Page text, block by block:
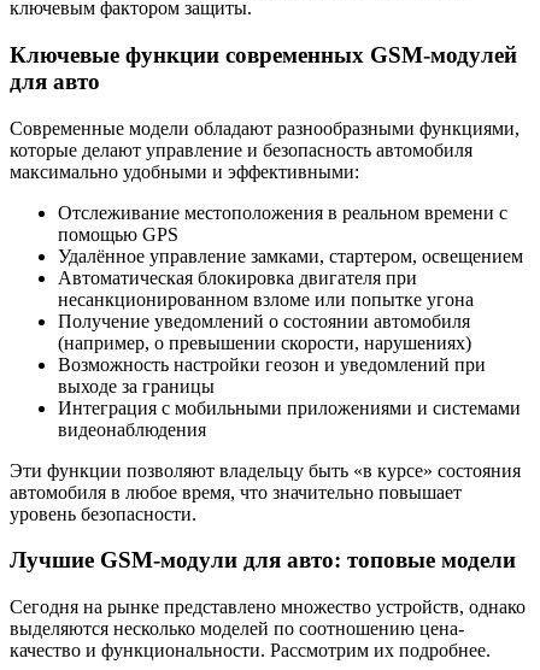
ключевым фактором защиты.
Ключевые функции современных GSM-модулей
для авто
Современные модели обладают разнообразными функциями,
которые делают управление и безопасность автомобиля
максимально удобными и эффективными:
Отслеживание местоположения в реальном времени с
помощью GPS
Удалённое управление замками, стартером, освещением
Автоматическая блокировка двигателя при
несанкционированном взломе или попытке угона
Получение уведомлений о состоянии автомобиля
(например, о превышении скорости, нарушениях)
Возможность настройки геозон и уведомлений при
выходе за границы
Интеграция с мобильными приложениями и системами
видеонаблюдения
Эти функции позволяют владельцу быть «в курсе» состояния
автомобиля в любое время, что значительно повышает
уровень безопасности.
Лучшие GSM-модули для авто: топовые модели
Сегодня на рынке представлено множество устройств, однако
выделяются несколько моделей по соотношению цена-
качество и функциональности. Рассмотрим их подробнее.